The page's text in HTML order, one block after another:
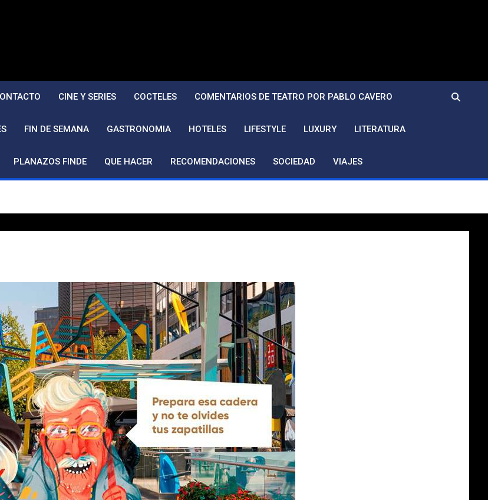
CINE Y SERIES COCTELES COMENTARIOS DE TEATRO POR PABLO CAVERO
FIN DE SEMANA GASTRONOMIA HOTELES LIFESTYLE LUXURY LITERATURA
PLANAZOS FINDE QUE HACER RECOMENDACIONES SOCIEDAD VIAJES